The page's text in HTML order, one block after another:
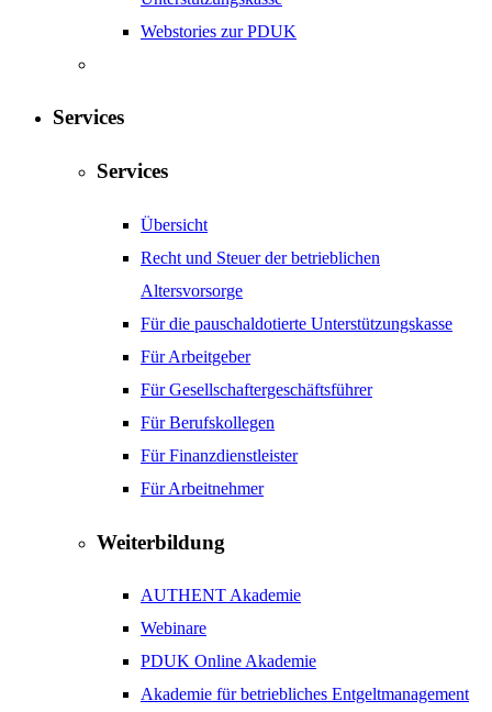
Webstories zur PDUK
Services
Services
Übersicht
Recht und Steuer der betrieblichen
Altersvorsorge
Für die pauschaldotierte Unterstützungskasse
Für Arbeitgeber
Für Gesellschaftergeschäftsführer
Für Berufskollegen
Für Finanzdienstleister
Für Arbeitnehmer
Weiterbildung
AUTHENT Akademie
Webinare
PDUK Online Akademie
Akademie für betriebliches Entgeltmanagement